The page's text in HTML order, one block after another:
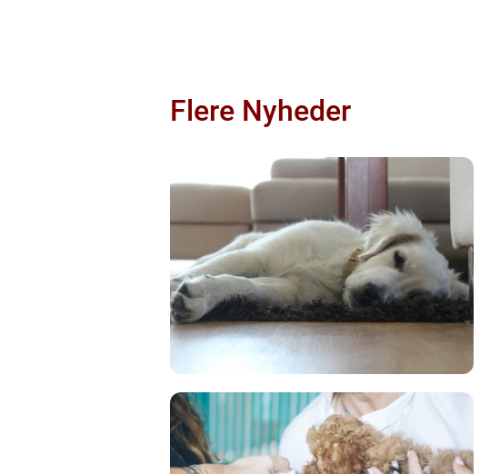
Flere Nyheder